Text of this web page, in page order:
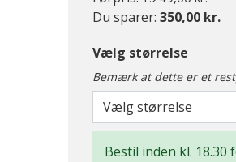
Du sparer: 350,00 kr.
Vælg størrelse
Bemærk at dette er et
Vælg størrelse
Bestil inden kl. 18.30